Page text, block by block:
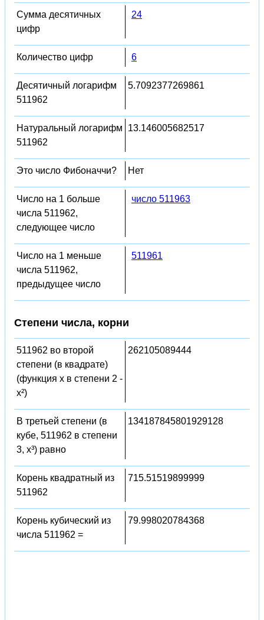
Сумма десятичных
цифр
24
Количество цифр 6
Десятичный логарифм
511962
5.7092377269861
Натуральный логарифм
511962
13.146005682517
Это число Фибоначчи? Нет
Число на 1 больше
числа 511962,
следующее число
число 511963
Число на 1 меньше
числа 511962,
предыдущее число
511961
Степени числа, корни
511962 во второй
степени (в квадрате)
(функция x в степени 2 -
x²)
262105089444
В третьей степени (в
кубе, 511962 в степени
3, x³) равно
134187845801929128
Корень квадратный из
511962
715.51519899999
Корень кубический из
числа 511962 =
79.998020784368